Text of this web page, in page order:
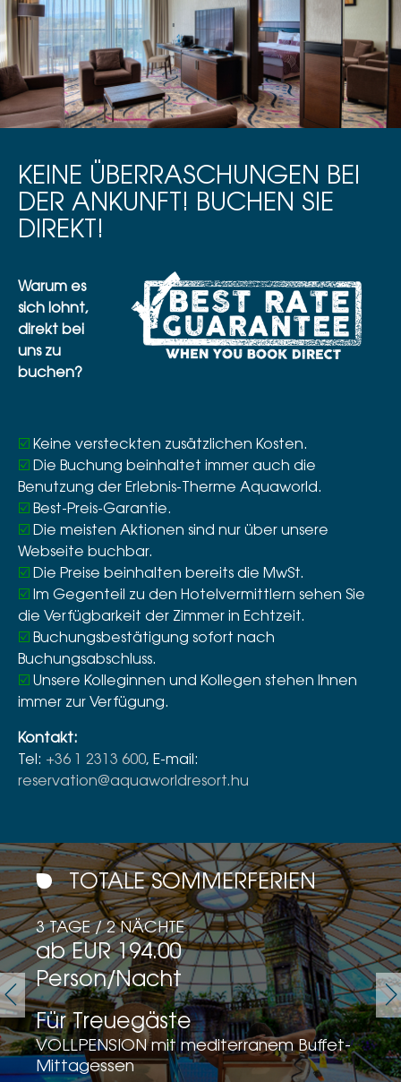
KEINE ÜBERRASCHUNGEN BEI
DER ANKUNFT! BUCHEN SIE
DIREKT!
Warum es
sich lohnt,
direkt bei
uns zu
buchen?
☑️ Keine versteckten zusätzlichen Kosten.
☑️ Die Buchung beinhaltet immer auch die
Benutzung der Erlebnis-Therme Aquaworld.
☑️ Best-Preis-Garantie.
☑️ Die meisten Aktionen sind nur über unsere
Webseite buchbar.
☑️ Die Preise beinhalten bereits die MwSt.
☑️ Im Gegenteil zu den Hotelvermittlern sehen Sie
die Verfügbarkeit der Zimmer in Echtzeit.
☑️ Buchungsbestätigung sofort nach
Buchungsabschluss.
☑️ Unsere Kolleginnen und Kollegen stehen Ihnen
immer zur Verfügung.
Kontakt:
Tel: +36 1 2313 600, E-mail:
reservation@aquaworldresort.hu
TOTALE SOMMERFERIEN
3 TAGE / 2 NÄCHTE
ab EUR 194.00
Person/Nacht
Für Treuegäste
VOLLPENSION mit mediterranem Buffet-
Mittagessen